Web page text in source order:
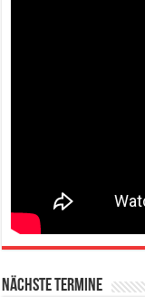
Nächste Termine